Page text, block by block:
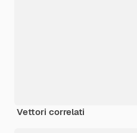
Vettori correlati